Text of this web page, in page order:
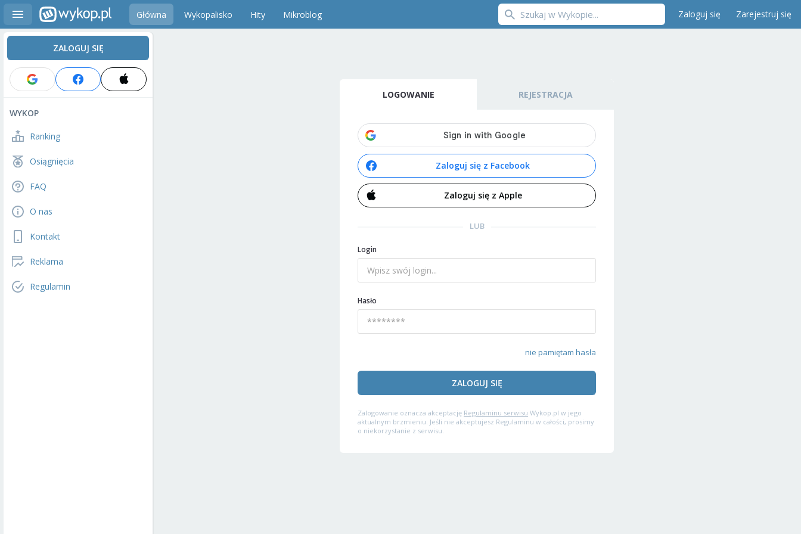
Główna Wykopalisko Hity Mikroblog Zaloguj się Zarejestruj się
ZALOGUJ SIĘ
WYKOP
Ranking
Osiągnięcia
FAQ
O nas
Kontakt
Reklama
Regulamin
LOGOWANIE REJESTRACJA
Zaloguj się z Facebook
Zaloguj się z Apple
LUB
Login
Hasło
nie pamiętam hasła
ZALOGUJ SIĘ
Zalogowanie oznacza akceptację Regulaminu serwisu Wykop.pl w jego
aktualnym brzmieniu. Jeśli nie akceptujesz Regulaminu w całości, prosimy
o niekorzystanie z serwisu.